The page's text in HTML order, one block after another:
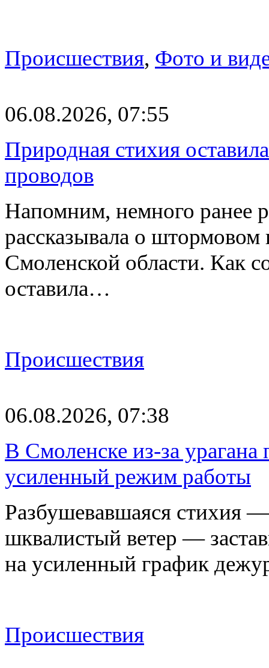
Происшествия, Фото и
06.08.2026, 07:55
Природная стихия
проводов
Напомним, немного ранее
рассказывала о
Смоленской области. Как
оставила…
Происшествия
06.08.2026, 07:38
В Смоленске из-за
усиленный режим работы
Разбушевавшаяся стихия
шквалистый ветер —
на усиленный график
Происшествия